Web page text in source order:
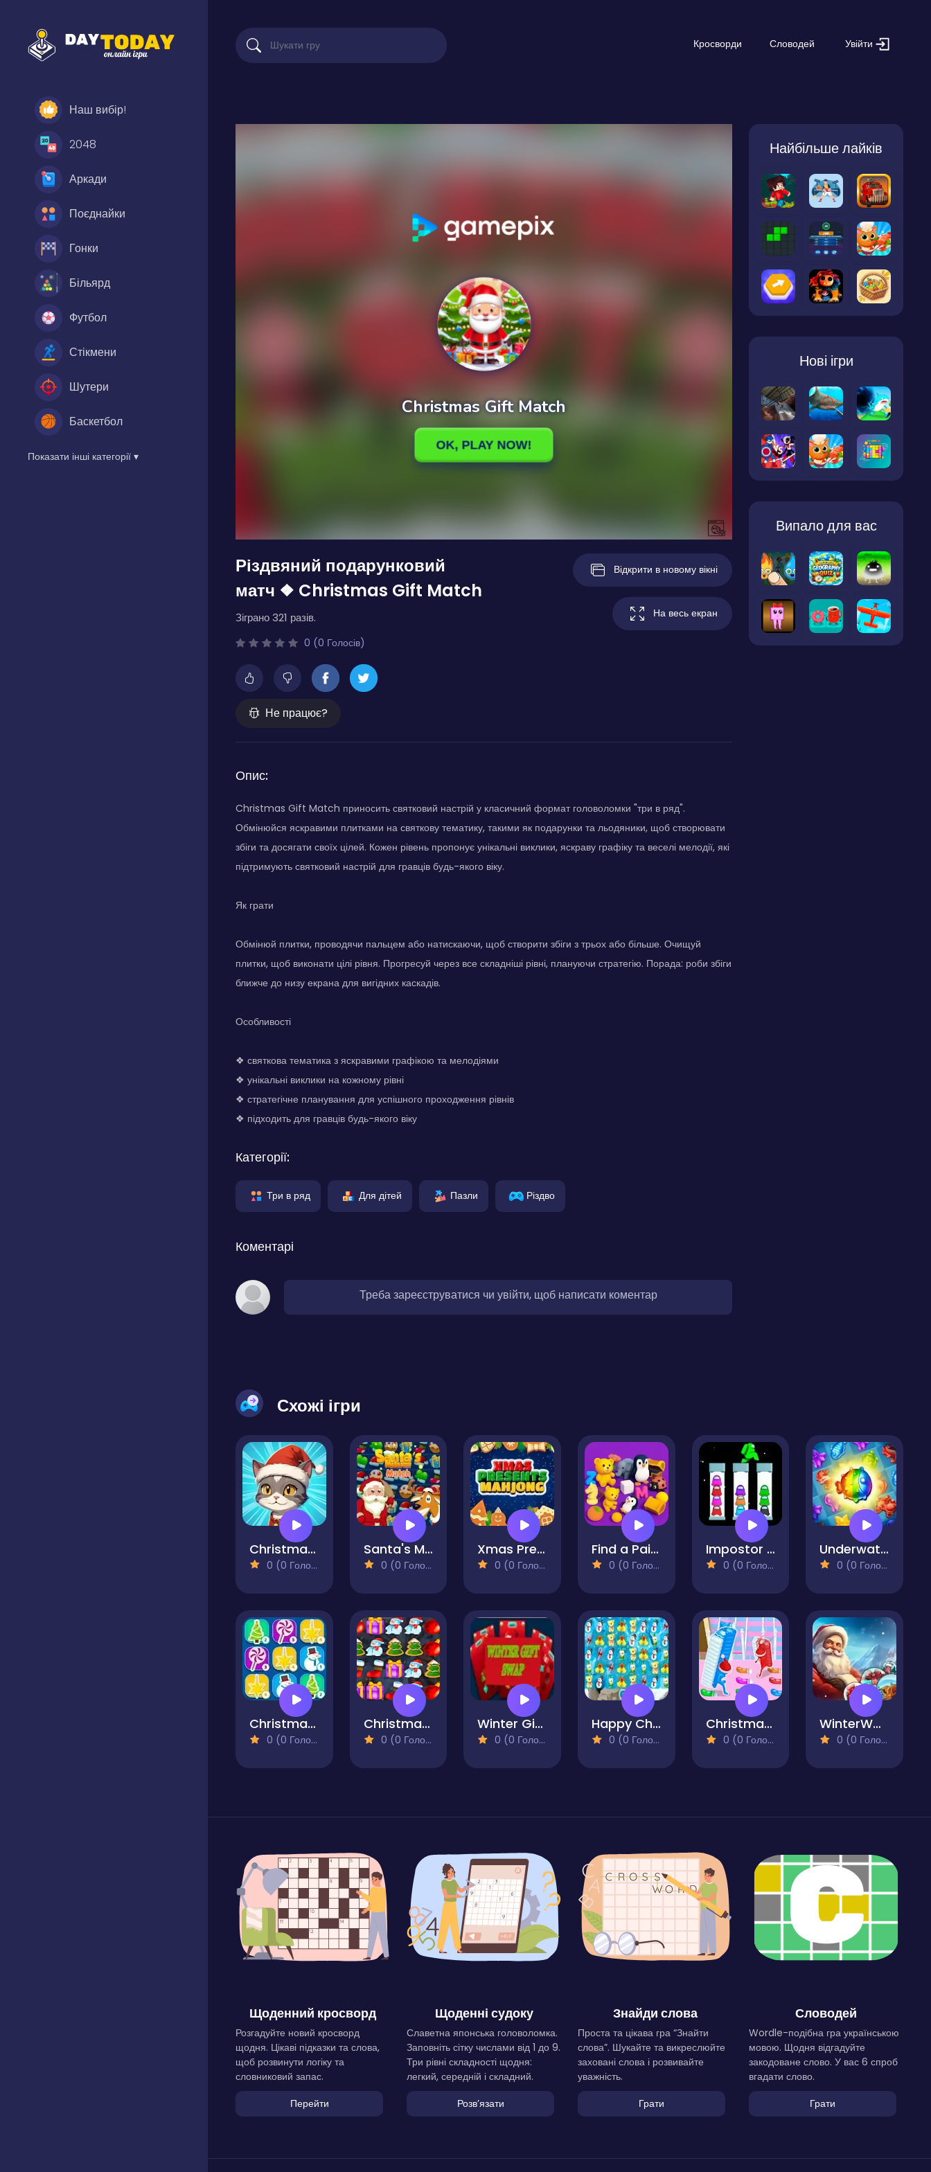
Наш вибір!
2048
Аркади
Поєднайки
Гонки
Більярд
Футбол
Стікмени
Шутери
Баскетбол
Показати інші категорії ▾
Кросворди Словодей Увійти
Різдвяний подарунковий
матч ❖ Christmas Gift Match
Зіграно 321 разів.
0 (0 Голосів)
Не працює?
Відкрити в новому вікні
На весь екран
Опис:
Christmas Gift Match приносить святковий настрій у класичний формат головоломки "три в ряд".
Обмінюйся яскравими плитками на святкову тематику, такими як подарунки та льодяники, щоб створювати
збіги та досягати своїх цілей. Кожен рівень пропонує унікальні виклики, яскраву графіку та веселі мелодії, які
підтримують святковий настрій для гравців будь-якого віку.
Як грати
Обмінюй плитки, проводячи пальцем або натискаючи, щоб створити збіги з трьох або більше. Очищуй
плитки, щоб виконати цілі рівня. Прогресуй через все складніші рівні, плануючи стратегію. Порада: роби збіги
ближче до низу екрана для вигідних каскадів.
Особливості
❖ святкова тематика з яскравими графікою та мелодіями
❖ унікальні виклики на кожному рівні
❖ стратегічне планування для успішного проходження рівнів
❖ підходить для гравців будь-якого віку
Категорії:
Три в ряд Для дітей Пазли Різдво
Коментарі
Треба зареєструватися чи увійти, щоб написати коментар
Найбільше лайків
Нові ігри
Випало для вас
Схожі ігри
Christmas Sorting
0 (0 Голосів)
Santa's Match Mission
0 (0 Голосів)
Xmas Presents Mahjong
0 (0 Голосів)
Find a Pair 3D
0 (0 Голосів)
Impostor Sort Puzzle
0 (0 Голосів)
Underwater Adventures: Match 3
0 (0 Голосів)
Christmas Merge - Match 3 Puzzle
0 (0 Голосів)
Christmas Matching Game
0 (0 Голосів)
Winter Gift Swap
0 (0 Голосів)
Happy Christmas Match3
0 (0 Голосів)
Christmas Bridge Runner
0 (0 Голосів)
WinterWonder Symbol Merge
0 (0 Голосів)
Щоденний кросворд
Розгадуйте новий кросворд
щодня. Цікаві підказки та слова,
щоб розвинути логіку та
словниковий запас.
Перейти
Щоденні судоку
Славетна японська головоломка.
Заповніть сітку числами від 1 до 9.
Три рівні складності щодня:
легкий, середній і складний.
Розвʼязати
Знайди слова
Проста та цікава гра “Знайти
слова”. Шукайте та викреслюйте
заховані слова і розвивайте
уважність.
Грати
Словодей
Wordle-подібна гра українською
мовою. Щодня відгадуйте
закодоване слово. У вас 6 спроб
вгадати слово.
Грати